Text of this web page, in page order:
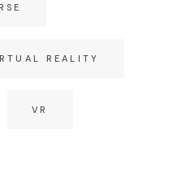
REALITY
VR